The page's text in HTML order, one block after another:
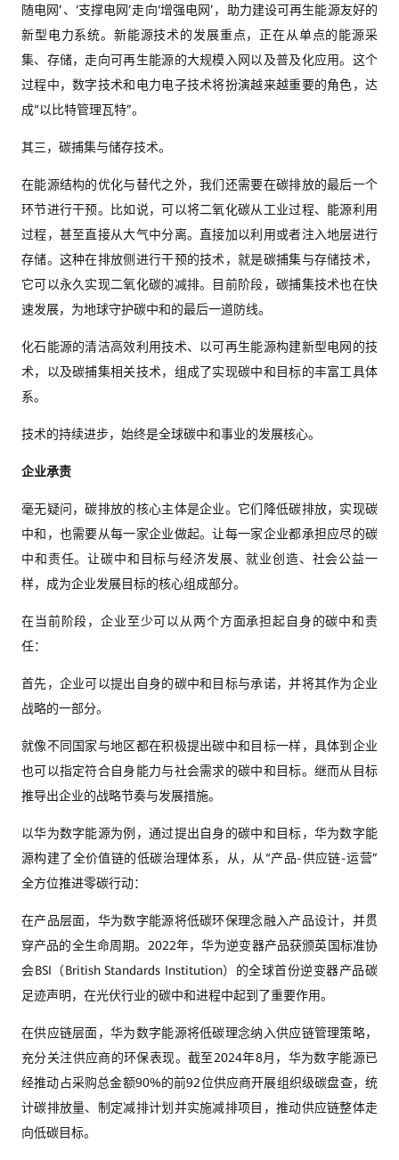
随电网’、‘支撑电网’走向‘增强电网’，助力建设可再生能源友好的
新型电力系统。新能源技术的发展重点，正在从单点的能源采
集、存储，走向可再生能源的大规模入网以及普及化应用。这个
过程中，数字技术和电力电子技术将扮演越来越重要的角色，达
成“以比特管理瓦特”。
其三，碳捕集与储存技术。
在能源结构的优化与替代之外，我们还需要在碳排放的最后一个
环节进行干预。比如说，可以将二氧化碳从工业过程、能源利用
过程，甚至直接从大气中分离。直接加以利用或者注入地层进行
存储。这种在排放侧进行干预的技术，就是碳捕集与存储技术，
它可以永久实现二氧化碳的减排。目前阶段，碳捕集技术也在快
速发展，为地球守护碳中和的最后一道防线。
化石能源的清洁高效利用技术、以可再生能源构建新型电网的技
术，以及碳捕集相关技术，组成了实现碳中和目标的丰富工具体
系。
技术的持续进步，始终是全球碳中和事业的发展核心。
企业承责
毫无疑问，碳排放的核心主体是企业。它们降低碳排放，实现碳
中和，也需要从每一家企业做起。让每一家企业都承担应尽的碳
中和责任。让碳中和目标与经济发展、就业创造、社会公益一
样，成为企业发展目标的核心组成部分。
在当前阶段，企业至少可以从两个方面承担起自身的碳中和责
任：
首先，企业可以提出自身的碳中和目标与承诺，并将其作为企业
战略的一部分。
就像不同国家与地区都在积极提出碳中和目标一样，具体到企业
也可以指定符合自身能力与社会需求的碳中和目标。继而从目标
推导出企业的战略节奏与发展措施。
以华为数字能源为例，通过提出自身的碳中和目标，华为数字能
源构建了全价值链的低碳治理体系，从，从“产品-供应链-运营”
全方位推进零碳行动：
在产品层面，华为数字能源将低碳环保理念融入产品设计，并贯
穿产品的全生命周期。2022年，华为逆变器产品获颁英国标准协
会BSI（British Standards Institution）的全球首份逆变器产品碳
足迹声明，在光伏行业的碳中和进程中起到了重要作用。
在供应链层面，华为数字能源将低碳理念纳入供应链管理策略，
充分关注供应商的环保表现。截至2024年8月，华为数字能源已
经推动占采购总金额90%的前92位供应商开展组织级碳盘查，统
计碳排放量、制定减排计划并实施减排项目，推动供应链整体走
向低碳目标。